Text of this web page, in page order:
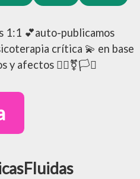
1:1 💕auto-publicamos
crítica 💫 en base
y afectos 🏳️‍🌈⚧️🏳️‍⚧️